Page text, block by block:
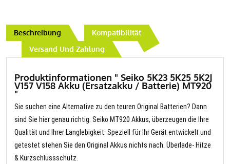
Beschreibung
Kompatibilität
Versand Und Zahlung
Produktinformationen " Seiko 5K23 5K25 5K2J
V157 V158 Akku (Ersatzakku / Batterie) MT920
"
Sie suchen eine Alternative zu den teuren Original Batterien? Dann
sind Sie hier genau richtig. Seiko MT920 Akkus, überzeugen die Ihre
Qualität und Ihrer Langlebigkeit. Speziell für Ihr Gerät entwickelt und
getestet stehen Sie den Original Akkus nichts nach. Überlade- Hitze
& Kurzschlussschutz.